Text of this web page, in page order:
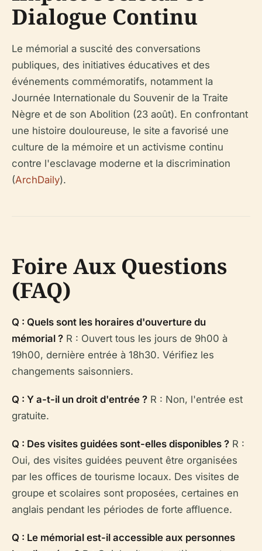
Dialogue Continu
Le mémorial a suscité des conversations
publiques, des initiatives éducatives et des
événements commémoratifs, notamment la
Journée Internationale du Souvenir de la Traite
Nègre et de son Abolition (23 août). En confrontant
une histoire douloureuse, le site a favorisé une
culture de la mémoire et un activisme continu
contre l'esclavage moderne et la discrimination
(ArchDaily).
Foire Aux Questions
(FAQ)
Q : Quels sont les horaires d'ouverture du
mémorial ? R : Ouvert tous les jours de 9h00 à
19h00, dernière entrée à 18h30. Vérifiez les
changements saisonniers.
Q : Y a-t-il un droit d'entrée ? R : Non, l'entrée est
gratuite.
Q : Des visites guidées sont-elles disponibles ? R :
Oui, des visites guidées peuvent être organisées
par les offices de tourisme locaux. Des visites de
groupe et scolaires sont proposées, certaines en
anglais pendant les périodes de forte affluence.
Q : Le mémorial est-il accessible aux personnes